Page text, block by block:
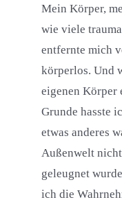
Mein Körper,
wie viele
entfernte mich
körperlos. Und
eigenen Körper
Grunde hasste
etwas anderes
Außenwelt
geleugnet
ich die